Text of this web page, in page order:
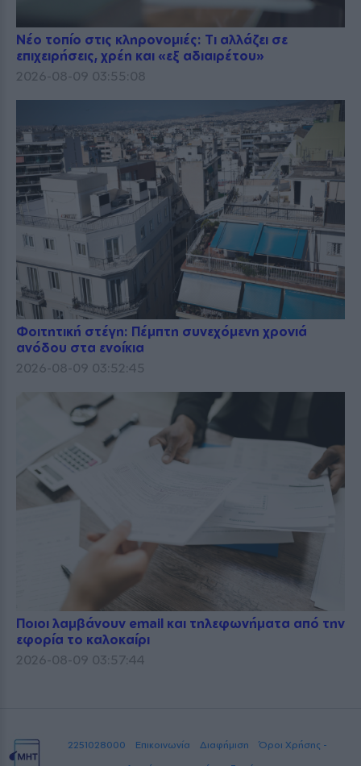
Νέο τοπίο στις κληρονομιές: Τι αλλάζει σε
επιχειρήσεις, χρέη και «εξ αδιαιρέτου»
2026-08-09 03:55:08
Φοιτητική στέγη: Πέμπτη συνεχόμενη χρονιά
ανόδου στα ενοίκια
2026-08-09 03:52:45
Ποιοι λαμβάνουν email και τηλεφωνήματα από την
εφορία το καλοκαίρι
2026-08-09 03:57:44
2251028000 Επικοινωνία Διαφήμιση
Όροι Χρήσης -